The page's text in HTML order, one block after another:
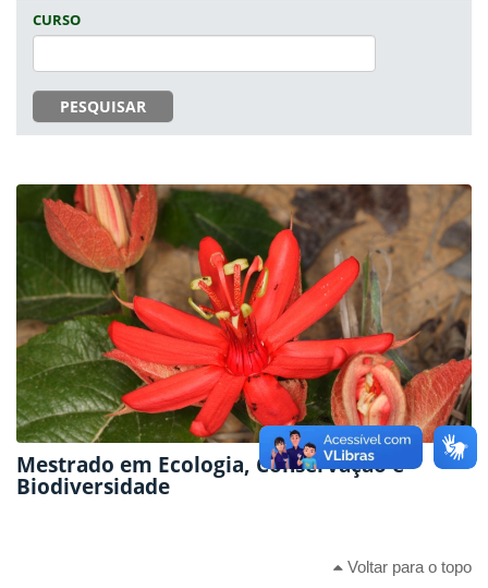
CURSO
PESQUISAR
Mestrado em Ecologia, Conservação e
Biodiversidade
Voltar para o topo